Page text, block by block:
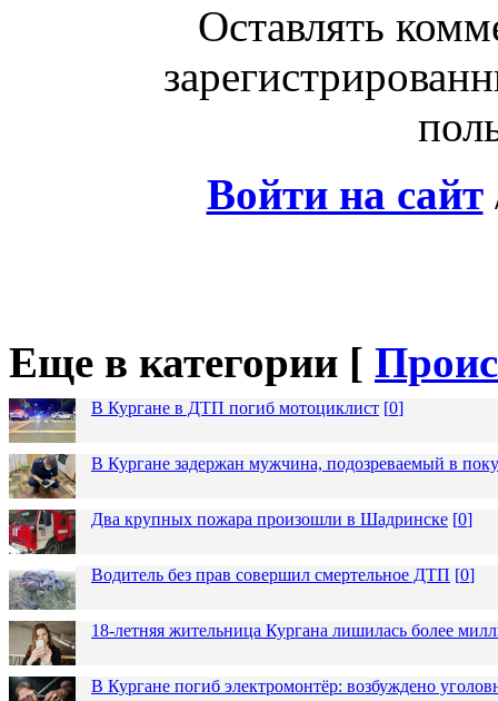
Оставлять
Войти на сайт
Еще в категории [
В Кургане в ДТП погиб мотоциклист [0]
В Кургане задержан мужчина, подозреваемый в
Два крупных пожара произошли в Шадринске [0]
Водитель без прав совершил смертельное ДТП [0]
18-летняя жительница Кургана лишилась более
В Кургане погиб электромонтёр: возбуждено